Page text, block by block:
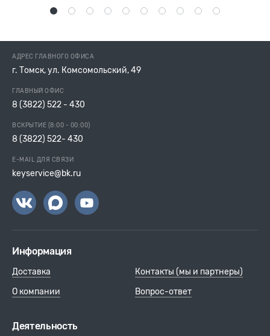
1 2 3 4 5 6 7 8 9 10
АДРЕС ГЛАВНОГО ОФИСА
г. Томск, ул. Комсомольский, 49
ГЛАВНЫЙ ОФИС
8 (3822) 522 - 430
ВСКРЫТИЕ (8:00 - 00:00)
8 (3822) 522- 430
E-MAIL ДЛЯ СВЯЗИ
keyservice@bk.ru
Информация
Доставка
О компании
Контакты (мы и партнеры)
Вопрос-ответ
Деятельность